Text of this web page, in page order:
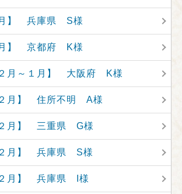
月】 兵庫県 S様
月】 京都府 K様
２月～１月】 大阪府 K様
２月】 住所不明 A様
２月】 三重県 G様
２月】 兵庫県 S様
２月】 兵庫県 I様